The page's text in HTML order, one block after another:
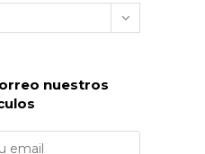
nuestros